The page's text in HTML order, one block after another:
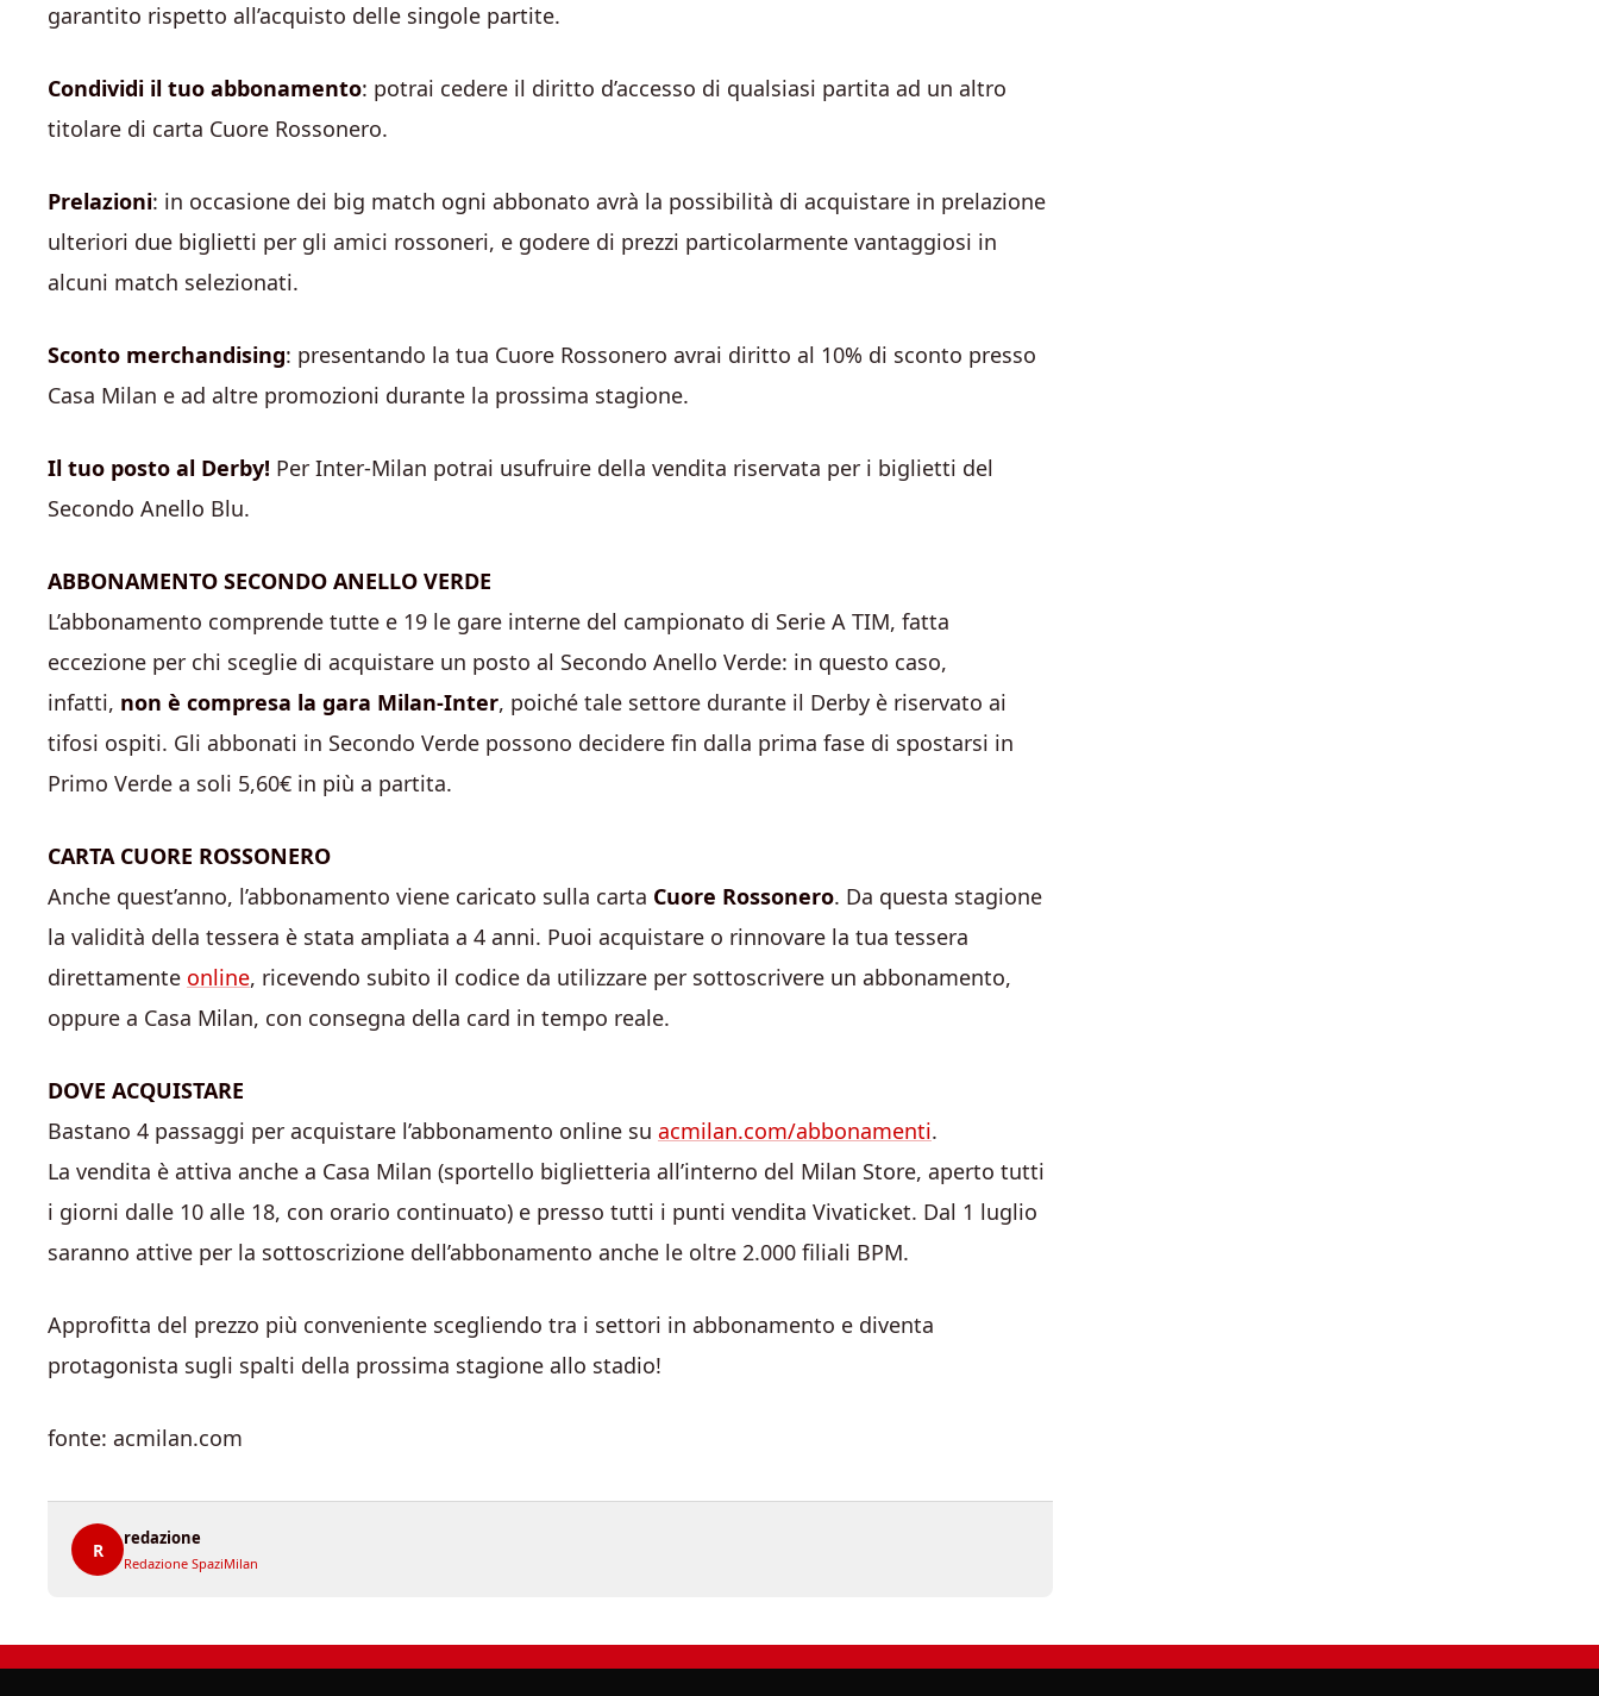
garantito rispetto all’acquisto delle singole partite.
Condividi il tuo abbonamento: potrai cedere il diritto d’accesso di qualsiasi partita ad un altro
titolare di carta Cuore Rossonero.
Prelazioni: in occasione dei big match ogni abbonato avrà la possibilità di acquistare in prelazione
ulteriori due biglietti per gli amici rossoneri, e godere di prezzi particolarmente vantaggiosi in
alcuni match selezionati.
Sconto merchandising: presentando la tua Cuore Rossonero avrai diritto al 10% di sconto presso
Casa Milan e ad altre promozioni durante la prossima stagione.
Il tuo posto al Derby! Per Inter-Milan potrai usufruire della vendita riservata per i biglietti del
Secondo Anello Blu.
ABBONAMENTO SECONDO ANELLO VERDE
L’abbonamento comprende tutte e 19 le gare interne del campionato di Serie A TIM, fatta
eccezione per chi sceglie di acquistare un posto al Secondo Anello Verde: in questo caso,
infatti, non è compresa la gara Milan-Inter, poiché tale settore durante il Derby è riservato ai
tifosi ospiti. Gli abbonati in Secondo Verde possono decidere fin dalla prima fase di spostarsi in
Primo Verde a soli 5,60€ in più a partita.
CARTA CUORE ROSSONERO
Anche quest’anno, l’abbonamento viene caricato sulla carta Cuore Rossonero. Da questa stagione
la validità della tessera è stata ampliata a 4 anni. Puoi acquistare o rinnovare la tua tessera
direttamente online, ricevendo subito il codice da utilizzare per sottoscrivere un abbonamento,
oppure a Casa Milan, con consegna della card in tempo reale.
DOVE ACQUISTARE
Bastano 4 passaggi per acquistare l’abbonamento online su acmilan.com/abbonamenti.
La vendita è attiva anche a Casa Milan (sportello biglietteria all’interno del Milan Store, aperto tutti
i giorni dalle 10 alle 18, con orario continuato) e presso tutti i punti vendita Vivaticket. Dal 1 luglio
saranno attive per la sottoscrizione dell’abbonamento anche le oltre 2.000 filiali BPM.
Approfitta del prezzo più conveniente scegliendo tra i settori in abbonamento e diventa
protagonista sugli spalti della prossima stagione allo stadio!
fonte: acmilan.com
R
redazione
Redazione SpaziMilan